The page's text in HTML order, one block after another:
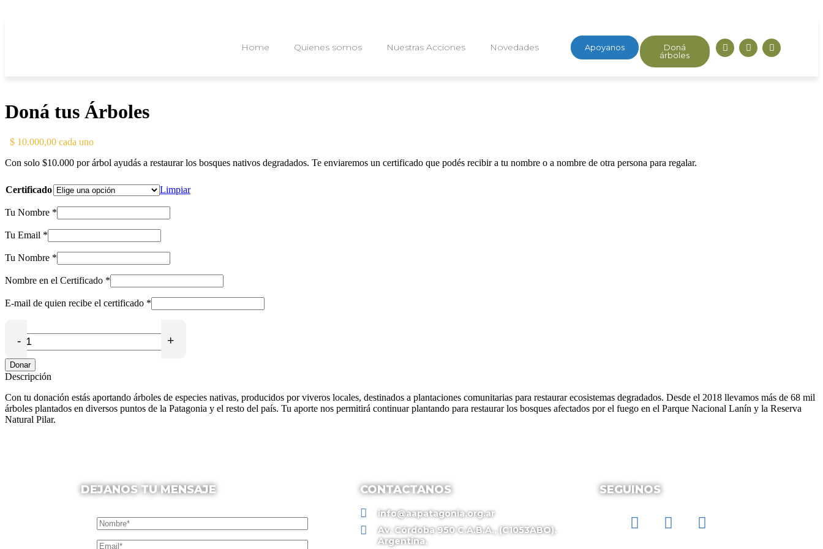
Home Quienes somos Nuestras Acciones Novedades Apoyanos
Doná
árboles
Doná tus Árboles
10.000,00 cada uno
Con solo $10.000 por árbol ayudás a restaurar los bosques nativos degradados. Te enviaremos un certificado que podés recibir a tu nombre o a nombre de otra persona para regalar.
Certificado Limpiar
Tu Nombre *
Tu Email *
Tu Nombre *
Nombre en el Certificado *
E-mail de quien recibe el certificado *
- +
Donar
Descripción
Con tu donación estás aportando árboles de especies nativas, producidos por viveros locales, destinados a plantaciones comunitarias para restaurar ecosistemas degradados. Desde el 2018 llevamos más de 68 mil
árboles plantados en diversos puntos de la Patagonia y el resto del país. Tu aporte nos permitirá continuar plantando para restaurar los bosques afectados por el fuego en el Parque Nacional Lanín y la Reserva
Natural Pilar.
DEJANOS TU MENSAJE CONTACTANOS
info@aapatagonia.org.ar
Av. Córdoba 950 C.A.B.A., (C1053ABO).
Argentina.
SEGUINOS